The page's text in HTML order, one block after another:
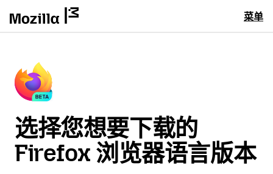
菜单
选择您想要下载的
Firefox 浏览器语言版本